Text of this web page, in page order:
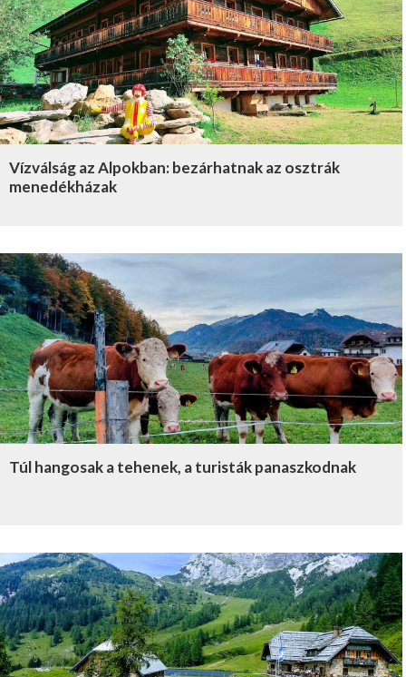
Vízválság az Alpokban: bezárhatnak az osztrák
menedékházak
Túl hangosak a tehenek, a turisták panaszkodnak